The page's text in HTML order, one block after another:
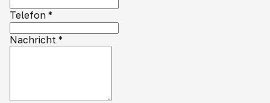
Telefon *
Nachricht *